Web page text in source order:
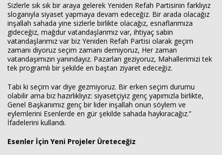
Sizlerle sık sık bir araya gelerek Yeniden Refah Partisinin farklıyız
sloganıyla siyaset yapmaya devam edeceğiz. Bir arada olacağız
inşallah sahada yine sizlerle birlikte olacağız, esnaflarımıza
gideceğiz, mağdur vatandaşlarımız var, ihtiyaç sabin
vatandaşlarımız var biz Yeniden Refah Partisi olarak geçim
zamanı diyoruz seçim zamanı demiyoruz, Her zaman
vatandaşımızın yanındayız. Pazarları geziyoruz, Mahallerimizi tek
tek programlı bir şekilde en baştan ziyaret edeceğiz.
Tabi ki seçim var diye gezmiyoruz. Bir erken seçim durumu
olabilir ama biz hazırlıklıyız: siyasetçiyiz genç yapımızla birlikte,
Genel Başkanımız genç bir lider inşallah onun söylem ve
eylemlerini Esenlerde en gür şekilde sahada haykıracağız.”
İfadelerini kullandı.
Esenler İçin Yeni Projeler Üreteceğiz